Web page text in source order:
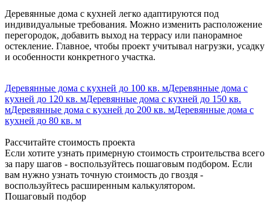
Деревянные дома с кухней легко адаптируются под
индивидуальные требования. Можно изменить расположение
перегородок, добавить выход на террасу или панорамное
остекление. Главное, чтобы проект учитывал нагрузки, усадку
и особенности конкретного участка.
Деревянные дома с кухней до 100 кв. мДеревянные дома с
кухней до 120 кв. мДеревянные дома с кухней до 150 кв.
мДеревянные дома с кухней до 200 кв. мДеревянные дома с
кухней до 80 кв. м
Рассчитайте стоимость проекта
Если хотите узнать примерную стоимость строительства всего
за пару шагов - воспользуйтесь пошаговым подбором. Если
вам нужно узнать точную стоимость до гвоздя -
воспользуйтесь расширенным калькулятором.
Пошаговый подбор